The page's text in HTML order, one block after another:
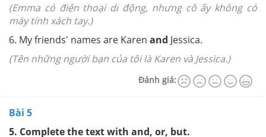
(Emma có điện thoại di động, nhưng cô ấy không có
máy tính xách tay.)
6. My friends' names are Karen and Jessica.
(Tên những người bạn của tôi là Karen và Jessica.)
Đánh giá:
Bài 5
5. Complete the text with and, or, but.